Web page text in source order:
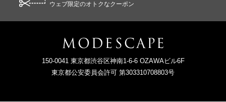
ウェブ限定のオトクなクーポン
150-0041 東京都渋谷区神南1-6-6 OZAWAビル6F
東京都公安委員会許可 第303310708803号